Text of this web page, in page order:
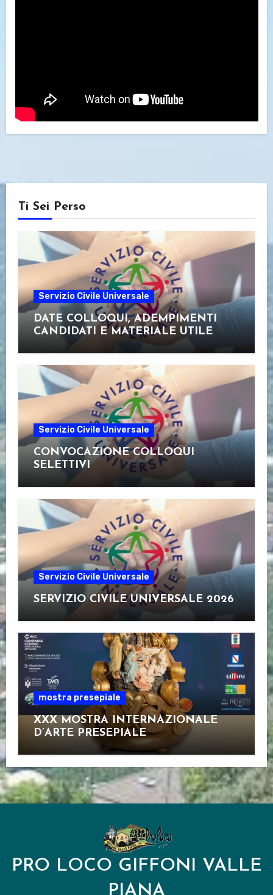
Ti Sei Perso
Servizio Civile Universale
DATE COLLOQUI, ADEMPIMENTI
CANDIDATI E MATERIALE UTILE
Servizio Civile Universale
CONVOCAZIONE COLLOQUI
SELETTIVI
Servizio Civile Universale
SERVIZIO CIVILE UNIVERSALE 2026
mostra presepiale
XXX MOSTRA INTERNAZIONALE
D’ARTE PRESEPIALE
PRO LOCO GIFFONI VALLE
PIANA